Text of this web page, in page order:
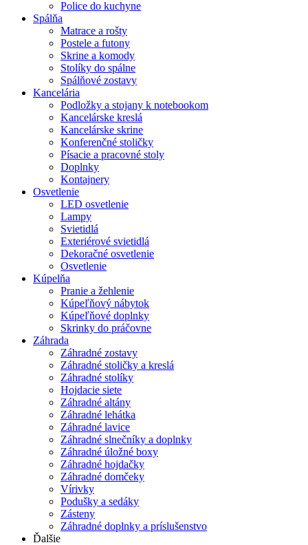
Police do kuchyne
Spálňa
Matrace a rošty
Postele a futony
Skrine a komody
Stolíky do spálne
Spálňové zostavy
Kancelária
Podložky a stojany k notebookom
Kancelárske kreslá
Kancelárske skrine
Konferenčné stoličky
Písacie a pracovné stoly
Doplnky
Kontajnery
Osvetlenie
LED osvetlenie
Lampy
Svietidlá
Exteriérové svietidlá
Dekoračné osvetlenie
Osvetlenie
Kúpelňa
Pranie a žehlenie
Kúpeľňový nábytok
Kúpeľňové doplnky
Skrinky do práčovne
Záhrada
Záhradné zostavy
Záhradné stoličky a kreslá
Záhradné stolíky
Hojdacie siete
Záhradné altány
Záhradné lehátka
Záhradné lavice
Záhradné slnečníky a doplnky
Záhradné úložné boxy
Záhradné hojdačky
Záhradné domčeky
Vírivky
Podušky a sedáky
Zásteny
Záhradné doplnky a príslušenstvo
Ďalšie